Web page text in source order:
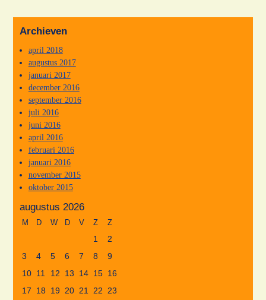
Archieven
april 2018
augustus 2017
januari 2017
december 2016
september 2016
juli 2016
juni 2016
april 2016
februari 2016
januari 2016
november 2015
oktober 2015
augustus 2026
M D W D V Z Z
1
2
3
4 5 6 7 8
9
10 11 12 13 14 15 16
17
18 19 20 21 22
23